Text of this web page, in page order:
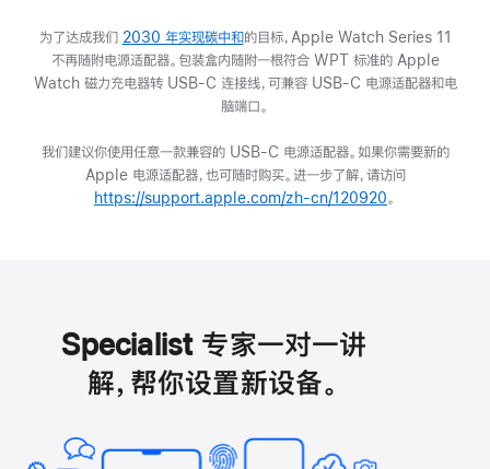
为了达成我们 2030 年实现碳中和(在
新
窗
口
打
开)
的目标，Apple Watch Series 11
不再随附电源适配器。包装盒内随附一根符合 WPT 标准的 Apple
Watch 磁力充电器转 USB-C 连接线，可兼容 USB-C 电源适配器和电
脑端口。
我们建议你使用任意一款兼容的 USB-C 电源适配器。如果你需要新的
Apple 电源适配器，也可随时购买。进一步了解，请访问
https://support.apple.com/zh-cn/120920 (在
。
Specialist 专家一对一讲
解，帮你设置新设备。